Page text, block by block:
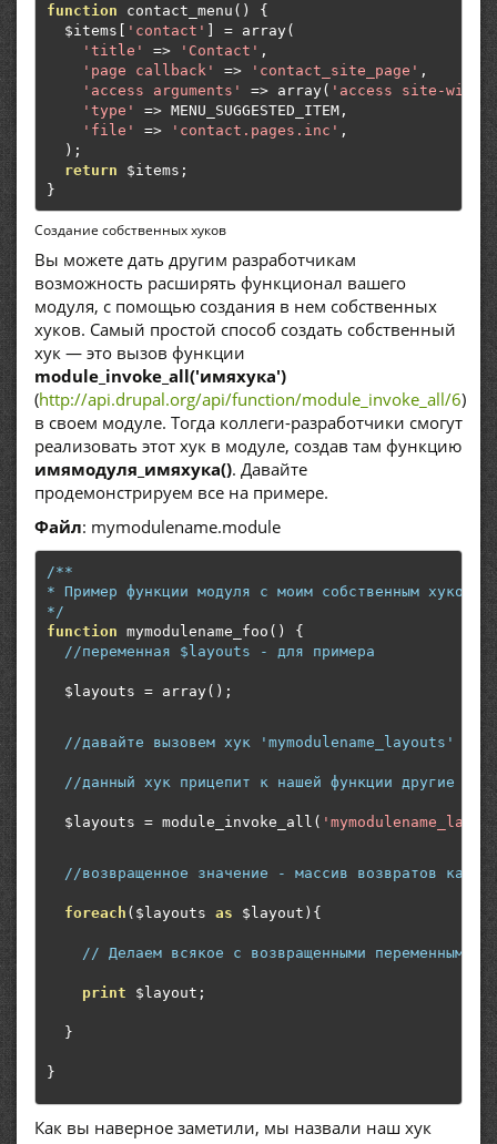
function contact_menu ()
{
  $items
[ 'contact' ] = array(
'title'
=> 'Contact' ,
'page callback'
=> 'contact_site_page' ,
'access arguments'
=> array( 'access site-wide
'type'
=> MENU_SUGGESTED_ITEM,
'file'
=> 'contact.pages.inc' ,
);
return $items ;
}
Создание собственных хуков
Вы можете дать другим разработчикам
возможность расширять функционал вашего
модуля, с помощью создания в нем собственных
хуков. Самый простой способ создать собственный
хук — это вызов функции
module_invoke_all('имяхука')
(http://api.drupal.org/api/function/module_invoke_all/6)
в своем модуле. Тогда коллеги-разработчики смогут
реализовать этот хук в модуле, создав там функцию
имямодуля_имяхука(). Давайте
продемонстрируем все на примере.
Файл: mymodulename.module
/**
* Пример функции модуля с моим собственным хуком.
*/
function mymodulename_foo ()
{
//переменная $layouts - для примера
  $layouts
= array();
//давайте вызовем хук 'mymodulename_layouts'
//данный хук прицепит к нашей функции другие
  $layouts
= module_invoke_all (
//возвращенное значение - массив возвратов
foreach ( $layouts as $layout ){
// Делаем всякое с возвращенными переменными
print $layout ;
}
}
Как вы наверное заметили, мы назвали наш хук